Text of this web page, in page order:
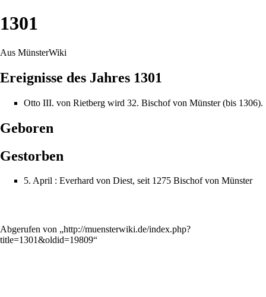
1301
Aus MünsterWiki
Ereignisse des Jahres 1301
Otto III. von Rietberg wird 32. Bischofvon Münster (bis 1306).
Geboren
Gestorben
5. April : Everhard von Diest, seit 1275 Bischofvon Münster
Abgerufen von „http://muensterwiki.de/index.php?
title=1301&oldid=19809“